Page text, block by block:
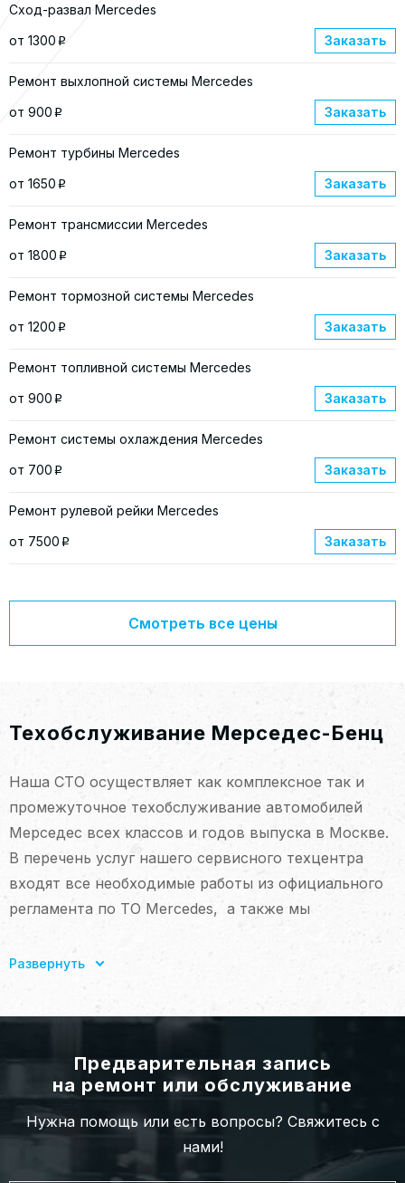
Сход-развал Mercedes
от 1300 p Заказать
Ремонт выхлопной системы Mercedes
от 900 p Заказать
Ремонт турбины Mercedes
от 1650 p Заказать
Ремонт трансмиссии Mercedes
от 1800 p Заказать
Ремонт тормозной системы Mercedes
от 1200 p Заказать
Ремонт топливной системы Mercedes
от 900 p Заказать
Ремонт системы охлаждения Mercedes
от 700 p Заказать
Ремонт рулевой рейки Mercedes
от 7500 p Заказать
Смотреть все цены
Техобслуживание Мерседес-Бенц
Наша СТО осуществляет как комплексное так и
промежуточное техобслуживание автомобилей
Мерседес всех классов и годов выпуска в Москве.
В перечень услуг нашего сервисного техцентра
входят все необходимые работы из официального
регламента по ТО Mercedes, а также мы
авто, уход за лакокрасочным покрытием,
масла в ДВС и всех фильтров.
Мы предлагаем несколько вариантов расходных
материалов — оригинальные запчасти либо их
контрактные аналоги. Независимо от сложности
Развернуть
Предварительная запись
на ремонт или обслуживание
Нужна помощь или есть вопросы? Свяжитесь с
нами!